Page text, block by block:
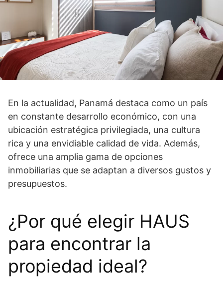
En la actualidad, Panamá destaca como un país
en constante desarrollo económico, con una
ubicación estratégica privilegiada, una cultura
rica y una envidiable calidad de vida. Además,
ofrece una amplia gama de opciones
inmobiliarias que se adaptan a diversos gustos y
presupuestos.
¿Por qué elegir HAUS
para encontrar la
propiedad ideal?